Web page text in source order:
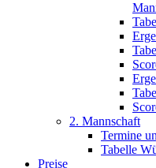
2. Mannschaft
Termine
Tabelle
Preise